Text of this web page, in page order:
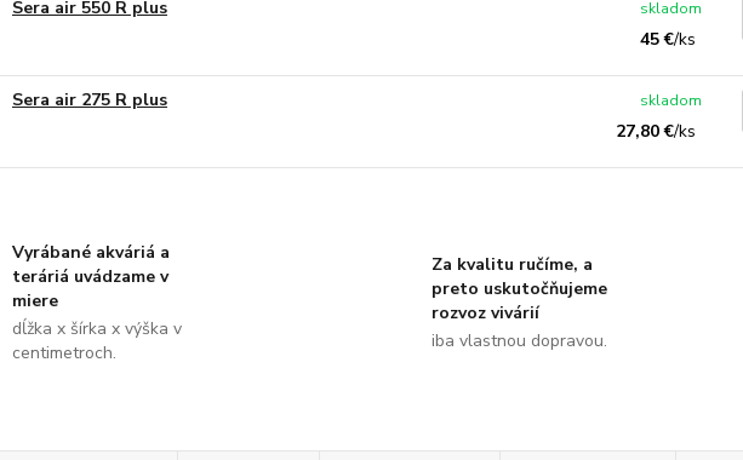
Sera air 550 R plus
45 €/ks
skladom
Sera air 275 R plus
27,80 €/ks
skladom
Vyrábané akváriá a
teráriá uvádzame v
miere
dĺžka x šírka x výška v
centimetroch.
Za kvalitu ručíme, a
preto uskutočňujeme
rozvoz vivárií
iba vlastnou dopravou.